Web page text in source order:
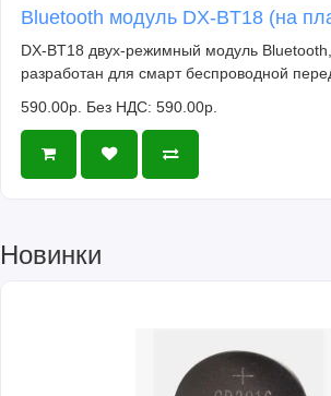
Bluetooth модуль DX-BT18 (на
DX-BT18 двух-режимный модуль
разработан для смарт беспроводной
590.00р. Без НДС: 590.00р.
Новинки